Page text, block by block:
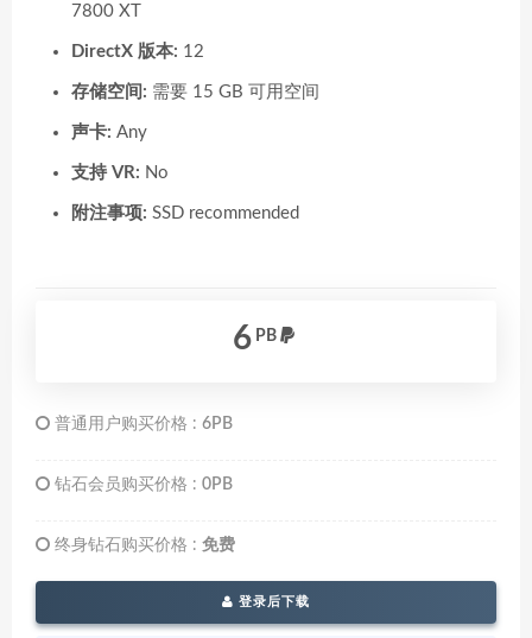
7800 XT
DirectX 版本: 12
存储空间: 需要 15 GB 可用空间
声卡: Any
支持 VR: No
附注事项: SSD recommended
6 PB
普通用户购买价格 : 6PB
钻石会员购买价格 : 0PB
终身钻石购买价格 : 免费
登录后下载